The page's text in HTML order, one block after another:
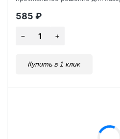
585 ₽
Купить в 1 клик